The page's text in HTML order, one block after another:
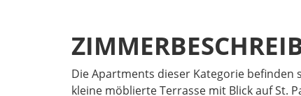
Die Apartments dieser Kategorie befinden
kleine möblierte Terrasse mit Blick auf St.